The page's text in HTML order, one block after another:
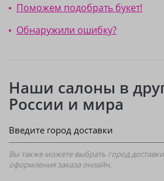
Поможем подобрать букет!
Обнаружили ошибку?
Наши салоны в
России и мира
Вы также можете выбрать город
оформления заказа онлайн.